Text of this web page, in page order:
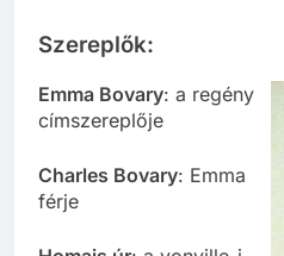
Szereplők:
Emma Bovary: a regény
címszereplője
Charles Bovary: Emma
férje